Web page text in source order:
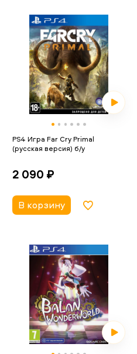
PS4 Игра Far Cry Primal
(русская версия) б/у
2 090 ₽
В корзину